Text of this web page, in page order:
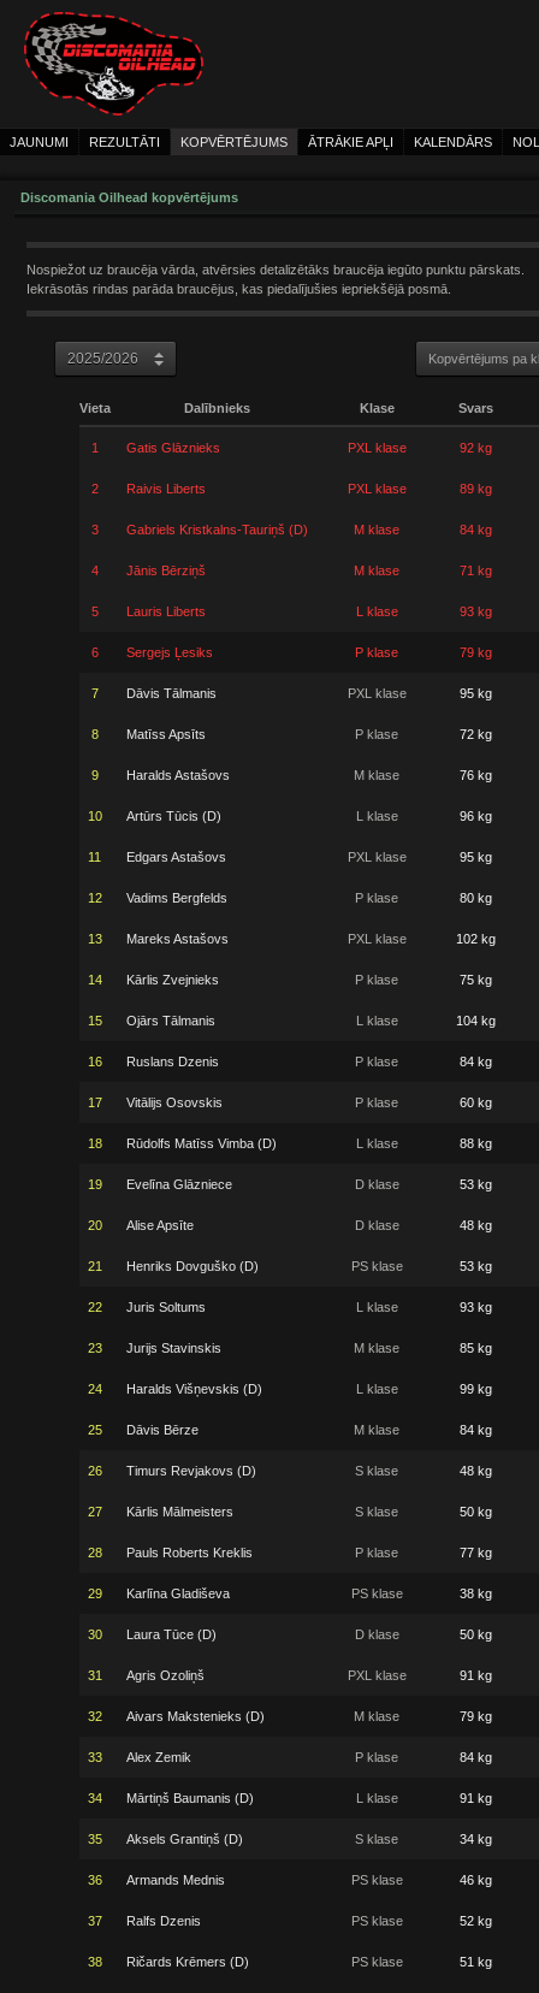
JAUNUMI REZULTĀTI KOPVĒRTĒJUMS ĀTRĀKIE APĻI KALENDĀRS
Discomania Oilhead kopvērtējums
Nospiežot uz braucēja vārda, atvērsies detalizētāks braucēja iegūto punktu pārskats.
Iekrāsotās rindas parāda braucējus, kas piedalījušies iepriekšējā posmā.
Kopvērtējums pa
Vieta Dalībnieks Klase Svars
1 Gatis Glāznieks PXL klase 92 kg
2 Raivis Liberts PXL klase 89 kg
3 Gabriels Kristkalns-Tauriņš (D) M klase 84 kg
4 Jānis Bērziņš M klase 71 kg
5 Lauris Liberts L klase 93 kg
6 Sergejs Ļesiks P klase 79 kg
7 Dāvis Tālmanis PXL klase 95 kg
8 Matīss Apsīts P klase 72 kg
9 Haralds Astašovs M klase 76 kg
10 Artūrs Tūcis (D) L klase 96 kg
11 Edgars Astašovs PXL klase 95 kg
12 Vadims Bergfelds P klase 80 kg
13 Mareks Astašovs PXL klase 102 kg
14 Kārlis Zvejnieks P klase 75 kg
15 Ojārs Tālmanis L klase 104 kg
16 Ruslans Dzenis P klase 84 kg
17 Vitālijs Osovskis P klase 60 kg
18 Rūdolfs Matīss Vimba (D) L klase 88 kg
19 Evelīna Glāzniece D klase 53 kg
20 Alise Apsīte D klase 48 kg
21 Henriks Dovguško (D) PS klase 53 kg
22 Juris Soltums L klase 93 kg
23 Jurijs Stavinskis M klase 85 kg
24 Haralds Višņevskis (D) L klase 99 kg
25 Dāvis Bērze M klase 84 kg
26 Timurs Revjakovs (D) S klase 48 kg
27 Kārlis Mālmeisters S klase 50 kg
28 Pauls Roberts Kreklis P klase 77 kg
29 Karlīna Gladiševa PS klase 38 kg
30 Laura Tūce (D) D klase 50 kg
31 Agris Ozoliņš PXL klase 91 kg
32 Aivars Makstenieks (D) M klase 79 kg
33 Alex Zemik P klase 84 kg
34 Mārtiņš Baumanis (D) L klase 91 kg
35 Aksels Grantiņš (D) S klase 34 kg
36 Armands Mednis PS klase 46 kg
37 Ralfs Dzenis PS klase 52 kg
38 Ričards Krēmers (D) PS klase 51 kg